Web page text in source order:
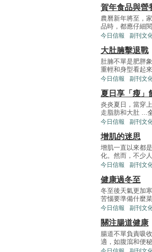
賀年食品與營
農曆新年將至，
品時，都應仔細
今日信報 副刊文
大肚腩擊退戰
肚腩不單是肥胖
重輕和身型看起
今日信報 副刊文
夏日享「瘦」
炎炎夏日，當穿
走脂肪和大肚 ...
今日信報 副刊文
增肌的迷思
增肌一直以來都
化。然而，不少
今日信報 副刊文
健康過冬至
冬至後天氣更加
苦惱要準備什麼
今日信報 副刊文
關注腸道健康
腸道不單負責吸
適，如腹瀉和便